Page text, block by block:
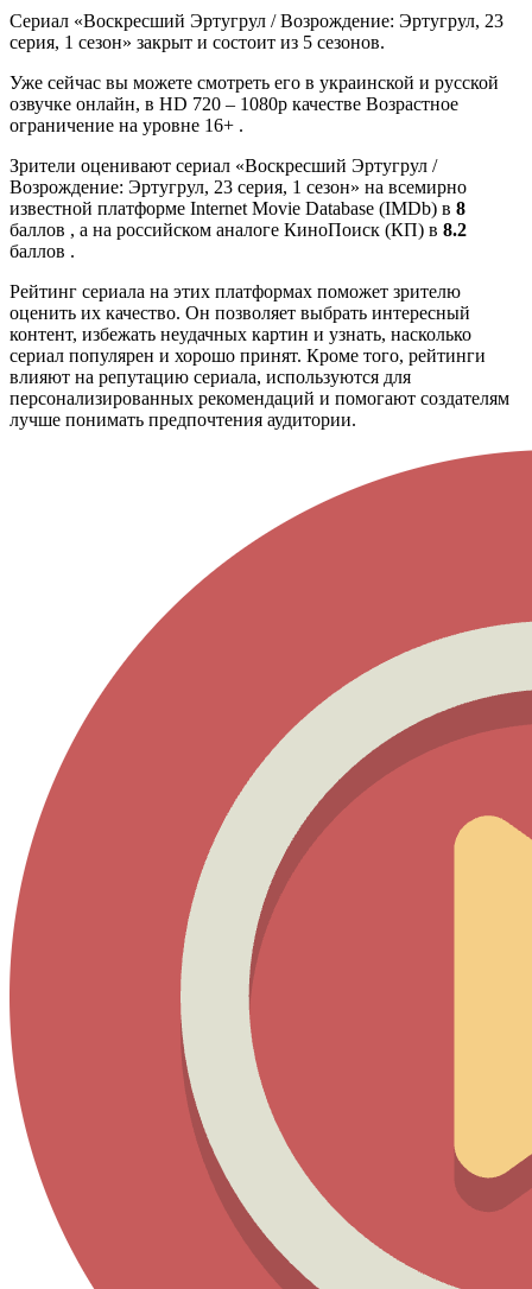
Сериал «Воскресший Эртугрул / Возрождение: Эртугрул, 23
серия, 1 сезон» закрыт и состоит из 5 сезонов.
Уже сейчас вы можете смотреть его в украинской и русской
озвучке онлайн, в HD 720 – 1080p качестве Возрастное
ограничение на уровне 16+ .
Зрители оценивают сериал «Воскресший Эртугрул /
Возрождение: Эртугрул, 23 серия, 1 сезон» на всемирно
известной платформе Internet Movie Database (IMDb) в 8
баллов , а на российском аналоге КиноПоиск (КП) в 8.2
баллов .
Рейтинг сериала на этих платформах поможет зрителю
оценить их качество. Он позволяет выбрать интересный
контент, избежать неудачных картин и узнать, насколько
сериал популярен и хорошо принят. Кроме того, рейтинги
влияют на репутацию сериала, используются для
персонализированных рекомендаций и помогают создателям
лучше понимать предпочтения аудитории.